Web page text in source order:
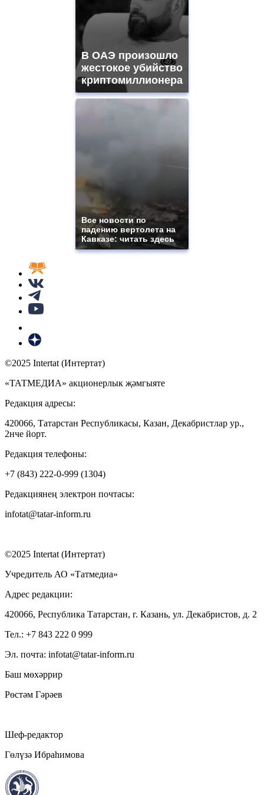
В ОАЭ произошло
жестокое убийство
криптомиллионера
Все новости по
падению вертолета на
Кавказе: читать здесь
©2025 Intertat (Интертат)
«ТАТМЕДИА» акционерлык җәмгыяте
Редакция адресы:
420066, Татарстан Республикасы, Казан, Декабристлар ур.,
2нче йорт.
Редакция телефоны:
+7 (843) 222-0-999 (1304)
Редакциянең электрон почтасы:
infotat@tatar-inform.ru
©2025 Intertat (Интертат)
Учредитель АО «Татмедиа»
Адрес редакции:
420066, Республика Татарстан, г. Казань, ул. Декабристов, д. 2
Тел.: +7 843 222 0 999
Эл. почта: infotat@tatar-inform.ru
Баш мөхәррир
Рөстәм Гәрәев
Шеф-редактор
Гөлүзә Ибраһимова